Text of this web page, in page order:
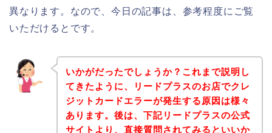
異なります。なので、今日の記事は、参考程度にご覧
いただけるとです。
いかがだったでしょうか？これまで説明し
てきたように、リードプラスのお店でクレ
ジットカードエラーが発生する原因は様々
あります。後は、下記リードプラスの公式
サイトより、直接質問されてみるといいか